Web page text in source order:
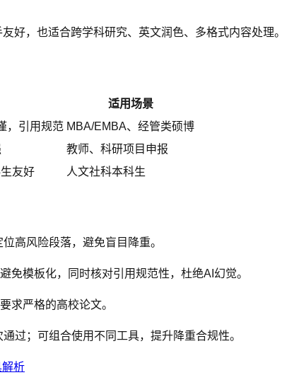
好，也适合跨学科研究、英文润色、多格式内容处理。
适用场景
，引用规范 MBA/EMBA、经管类硕博
教师、科研项目申报
友好 人文社科本科生
高风险段落，避免盲目降重。
免模板化，同时核对引用规范性，杜绝AI幻觉。
求严格的高校论文。
过；可组合使用不同工具，提升降重合规性。
析